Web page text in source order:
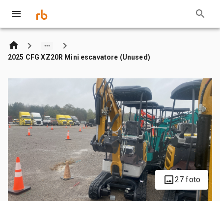
2025 CFG XZ20R Mini escavatore (Unused)
27 foto